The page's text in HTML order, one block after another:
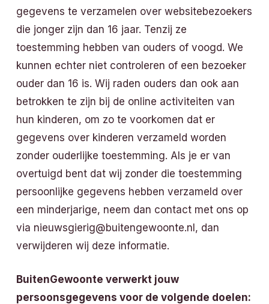
gegevens te verzamelen over websitebezoekers
die jonger zijn dan 16 jaar. Tenzij ze
toestemming hebben van ouders of voogd. We
kunnen echter niet controleren of een bezoeker
ouder dan 16 is. Wij raden ouders dan ook aan
betrokken te zijn bij de online activiteiten van
hun kinderen, om zo te voorkomen dat er
gegevens over kinderen verzameld worden
zonder ouderlijke toestemming. Als je er van
overtuigd bent dat wij zonder die toestemming
persoonlijke gegevens hebben verzameld over
een minderjarige, neem dan contact met ons op
via nieuwsgierig@buitengewoonte.nl, dan
verwijderen wij deze informatie.
BuitenGewoonte verwerkt jouw
persoonsgegevens voor de volgende doelen: